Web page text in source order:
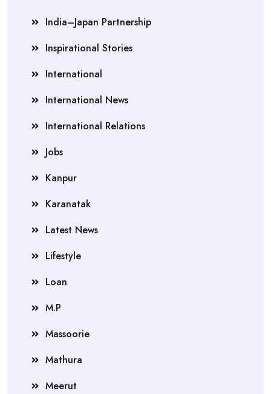
India–Japan Partnership
Inspirational Stories
International
International News
International Relations
Jobs
Kanpur
Karanatak
Latest News
Lifestyle
Loan
M.P
Massoorie
Mathura
Meerut